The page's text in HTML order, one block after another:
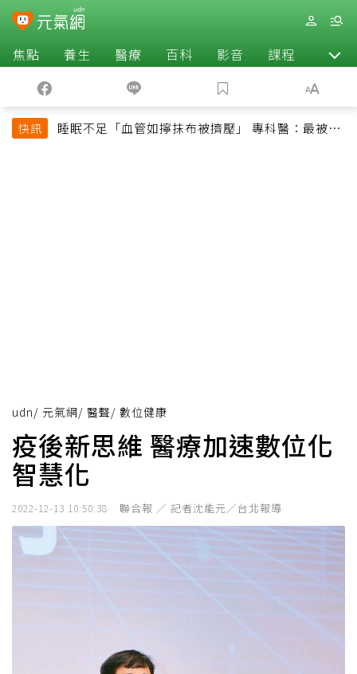
焦點 養生 醫療 百科 影音 課程 退休
快訊
睡眠不足「血管如擰抹布被擠壓」 專科醫：最被忽
udn/ 元氣網/ 醫聲/ 數位健康
疫後新思維 醫療加速數位化
智慧化
2022-12-13 10:50:38 聯合報 ／ 記者沈能元／台北報導